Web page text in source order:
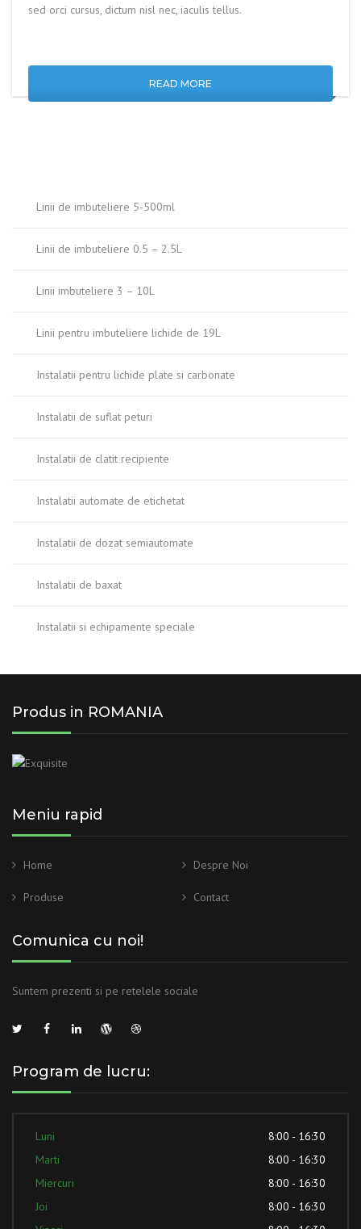
sed orci cursus, dictum nisl nec, iaculis tellus.
READ MORE
Linii de imbuteliere 5-500ml
Linii de imbuteliere 0.5 – 2.5L
Linii imbuteliere 3 – 10L
Linii pentru imbuteliere lichide de 19L
Instalatii pentru lichide plate si carbonate
Instalatii de suflat peturi
Instalatii de clatit recipiente
Instalatii automate de etichetat
Instalatii de dozat semiautomate
Instalatii de baxat
Instalatii si echipamente speciale
Produs in ROMANIA
Meniu rapid
Home Despre Noi
Produse Contact
Comunica cu noi!
Suntem prezenti si pe retelele sociale
Program de lucru:
Luni
8:00 - 16:30
Marti
8:00 - 16:30
Miercuri
8:00 - 16:30
Joi
8:00 - 16:30